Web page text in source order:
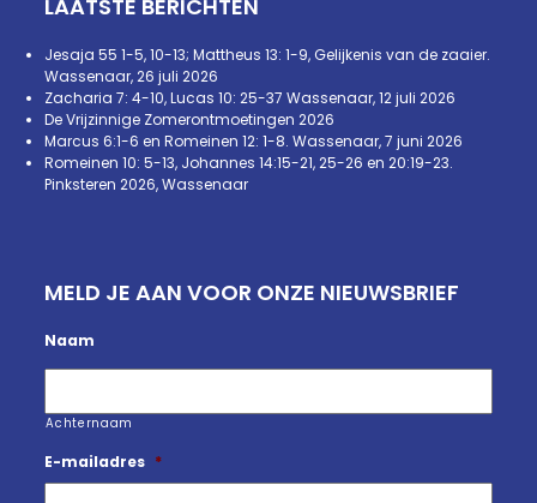
LAATSTE BERICHTEN
Jesaja 55 1-5, 10-13; Mattheus 13: 1-9, Gelijkenis van de zaaier.
Wassenaar, 26 juli 2026
Zacharia 7: 4-10, Lucas 10: 25-37 Wassenaar, 12 juli 2026
De Vrijzinnige Zomerontmoetingen 2026
Marcus 6:1-6 en Romeinen 12: 1-8. Wassenaar, 7 juni 2026
Romeinen 10: 5-13, Johannes 14:15-21, 25-26 en 20:19-23.
Pinksteren 2026, Wassenaar
MELD JE AAN VOOR ONZE NIEUWSBRIEF
Naam
Achternaam
E-mailadres *